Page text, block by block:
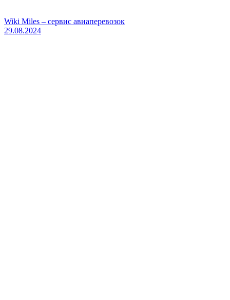
Wiki Miles – сервис авиаперевозок
29.08.2024